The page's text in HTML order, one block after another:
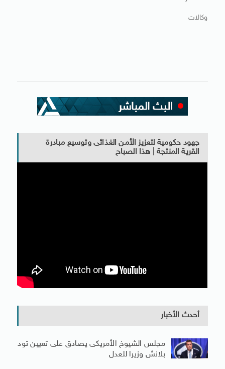
وكالات
جهود حكومية لتعزيز الأمن الغذائى وتوسيع مبادرة
القرية المنتجة | هذا الصباح
أحدث الأخبار
مجلس الشيوخ الأمريكى يصادق على تعيين تود
بلانش وزيرا للعدل